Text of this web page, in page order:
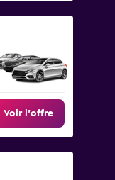
Voir l’offre